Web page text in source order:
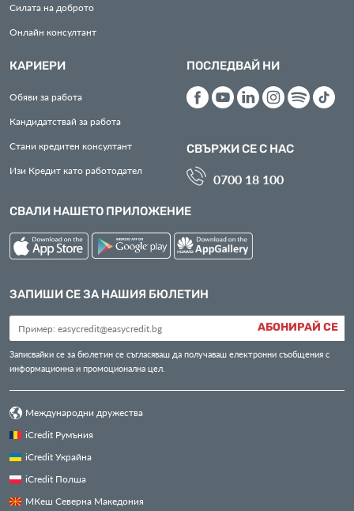
Силата на доброто
Онлайн консултант
КАРИЕРИ
Обяви за работа
Кандидатствай за работа
Стани кредитен консултант
Изи Кредит като работодател
ПОСЛЕДВАЙ НИ
СВЪРЖИ СЕ С НАС
0700 18 100
СВАЛИ НАШЕТО ПРИЛОЖЕНИЕ
ЗАПИШИ СЕ ЗА НАШИЯ БЮЛЕТИН
АБОНИРАЙ СЕ
Записвайки се за бюлетин се съгласяваш да получаваш електронни съобщения с
информационна и промоционална цел.
Международни дружества
iCredit Румъния
iCredit Украйна
iCredit Полша
МКеш Северна Македония